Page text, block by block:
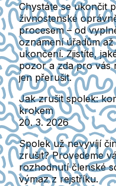
Chystáte se ukončit
živnostenské
procesem – od
oznámení úřadům
ukončení. Zjistíte,
pozor a zda pro vás
jen přerušit.
Jak zrušit spolek:
krokem
20. 3. 2026
Spolek už nevyvíjí
zrušit? Provedeme
rozhodnutí členské
výmaz z rejstříku.